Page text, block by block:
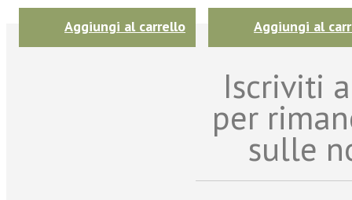
Aggiungi al carrello Aggiungi al
Iscriviti
per
sulle